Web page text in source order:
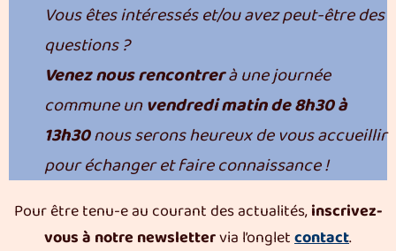
Vous êtes intéressés et/ou avez peut-être des
questions ?
Venez nous rencontrerà une journée
commune unvendredi matin de 8h30 à
13h30nous serons heureux de vous accueillir
pour échanger et faire connaissance !
Pour être tenu-e au courant des actualités,inscrivez-
vous à notre newslettervia l’ongletcontact.